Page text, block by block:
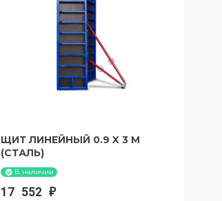
ЩИТ ЛИНЕЙНЫЙ 0.9 X 3 М
(СТАЛЬ)
В наличии
17 552 ₽